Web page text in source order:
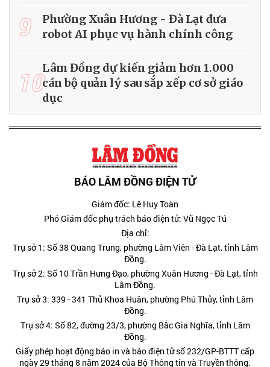
9
Phường Xuân Hương - Đà Lạt đưa
robot AI phục vụ hành chính công
10Lâm Đồng dự kiến giảm hơn 1.000
cán bộ quản lý sau sắp xếp cơ sở giáo
dục
BÁO LÂM ĐỒNG ĐIỆN TỬ
Giám đốc: Lê Huy Toàn
Phó Giám đốc phụ trách báo điện tử: Vũ Ngọc Tú
Địa chỉ:
Trụ sở 1: Số 38 Quang Trung, phường Lâm Viên - Đà Lạt, tỉnh Lâm
Đồng.
Trụ sở 2: Số 10 Trần Hưng Đạo, phường Xuân Hương - Đà Lạt, tỉnh
Lâm Đồng.
Trụ sở 3: 339 - 341 Thủ Khoa Huân, phường Phú Thủy, tỉnh Lâm
Đồng.
Trụ sở 4: Số 82, đường 23/3, phường Bắc Gia Nghĩa, tỉnh Lâm
Đồng.
Giấy phép hoạt động báo in và báo điện tử số 232/GP-BTTT cấp
ngày 29 tháng 8 năm 2024 của Bộ Thông tin và Truyền thông.